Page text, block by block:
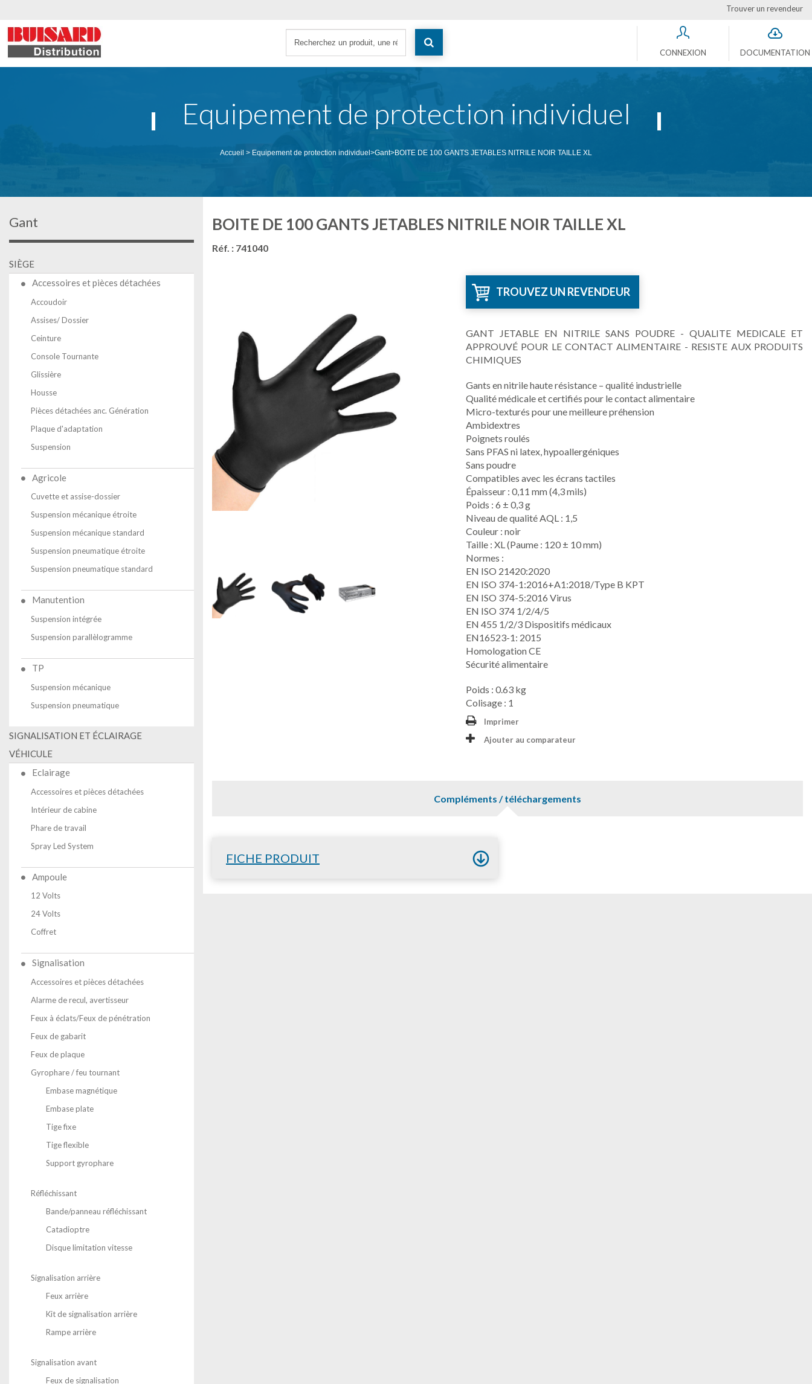
Trouver un revendeur
CONNEXION DOCUMENTATION
Equipement de protection individuel
Accueil > Equipement de protection individuel >Gant>BOITE DE 100 GANTS JETABLES NITRILE NOIR TAILLE XL
Gant
SIÈGE
Accessoires et pièces détachées
Accoudoir
Assises/ Dossier
Ceinture
Console Tournante
Glissière
Housse
Pièces détachées anc. Génération
Plaque d'adaptation
Suspension
Agricole
Cuvette et assise-dossier
Suspension mécanique étroite
Suspension mécanique standard
Suspension pneumatique étroite
Suspension pneumatique standard
Manutention
Suspension intégrée
Suspension parallèlogramme
TP
Suspension mécanique
Suspension pneumatique
SIGNALISATION ET ÉCLAIRAGE
VÉHICULE
Eclairage
Accessoires et pièces détachées
Intérieur de cabine
Phare de travail
Spray Led System
Ampoule
12 Volts
24 Volts
Coffret
Signalisation
Accessoires et pièces détachées
Alarme de recul, avertisseur
Feux à éclats/Feux de pénétration
Feux de gabarit
Feux de plaque
Gyrophare / feu tournant
Embase magnétique
Embase plate
Tige fixe
Tige flexible
Support gyrophare
Réfléchissant
Bande/panneau réfléchissant
Catadioptre
Disque limitation vitesse
Signalisation arrière
Feux arrière
Kit de signalisation arrière
Rampe arrière
Signalisation avant
Feux de signalisation
BOITE DE 100 GANTS JETABLES NITRILE NOIR TAILLE XL
Réf. : 741040
TROUVEZ UN REVENDEUR
GANT JETABLE EN NITRILE SANS POUDRE - QUALITE MEDICALE ET
APPROUVÉ POUR LE CONTACT ALIMENTAIRE - RESISTE AUX PRODUITS
CHIMIQUES
Gants en nitrile haute résistance – qualité industrielle
Qualité médicale et certifiés pour le contact alimentaire
Micro-texturés pour une meilleure préhension
Ambidextres
Poignets roulés
Sans PFAS ni latex, hypoallergéniques
Sans poudre
Compatibles avec les écrans tactiles
Épaisseur : 0,11 mm (4,3 mils)
Poids : 6 ± 0,3 g
Niveau de qualité AQL : 1,5
Couleur : noir
Taille : XL (Paume : 120 ± 10 mm)
Normes :
EN ISO 21420:2020
EN ISO 374-1:2016+A1:2018/Type B KPT
EN ISO 374-5:2016 Virus
EN ISO 374 1/2/4/5
EN 455 1/2/3 Dispositifs médicaux
EN16523-1: 2015
Homologation CE
Sécurité alimentaire
Poids : 0.63 kg
Colisage : 1
Imprimer
Ajouter au comparateur
Compléments / téléchargements
FICHE PRODUIT